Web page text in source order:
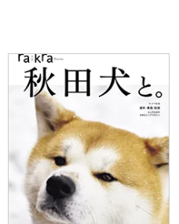
E-mail：
9.プライバシーポリシーの変更
当ショップでは、収集する個人情
その他プライバシーポリシーの
もって公表とさせていただきます。